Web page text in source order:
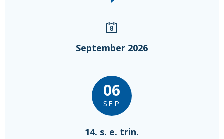
September 2026
06
SEP
14. s. e. trin.